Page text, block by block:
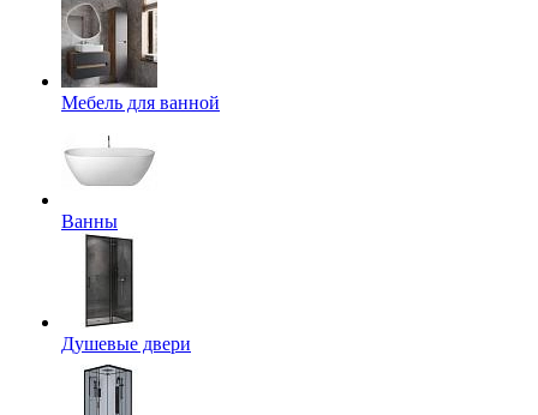
Мебель для ванной
Ванны
Душевые двери